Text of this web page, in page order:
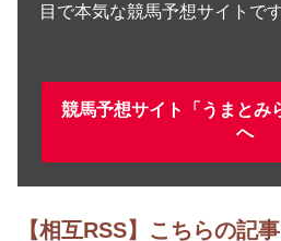
目で本気な競馬予想サイトです
競馬予想サイト「うまとみ
へ
【相互RSS】こちらの記